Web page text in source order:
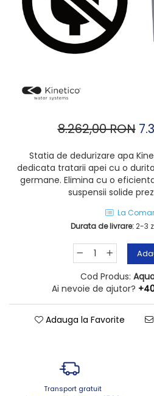
8.262,00 RON
Statia de dedurizare apa
dedicata tratarii apei cu o
germane. Elimina cu o
suspensii solide
La
Durata de livrare:2-3
Cod Produs:
Ai nevoie de ajutor?
Adauga la Favorite
Transport gratuit